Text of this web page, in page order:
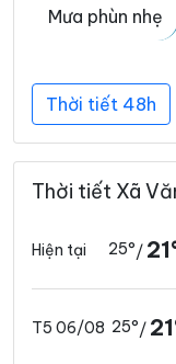
Mưa phùn nhẹ
Thời tiết 48h
Thời tiết Xã
Hiện tại 25°/
T5 06/08 25°/